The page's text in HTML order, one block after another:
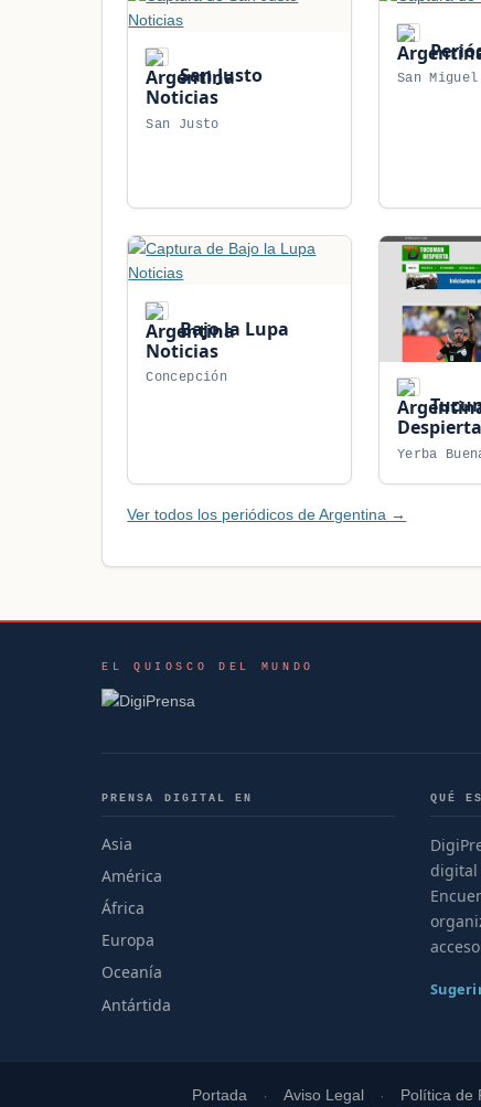
San Justo
Noticias
San Justo
San Miguel
Bajo la Lupa
Noticias
Concepción
Despierta
Yerba
Ver todos los periódicos de Argentina →
EL QUIOSCO DEL MUNDO
PRENSA DIGITAL EN
Asia
América
África
Europa
Oceanía
Antártida
QUÉ
digital
Portada Aviso Legal Política de